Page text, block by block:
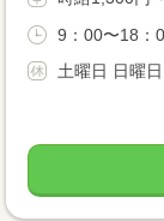
9：00〜18：
土曜日 日曜